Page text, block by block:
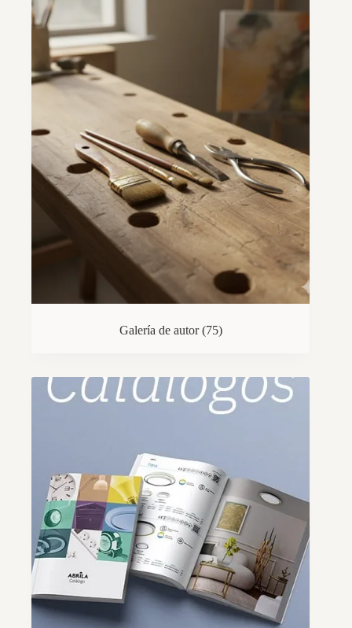
Galería de autor(75)